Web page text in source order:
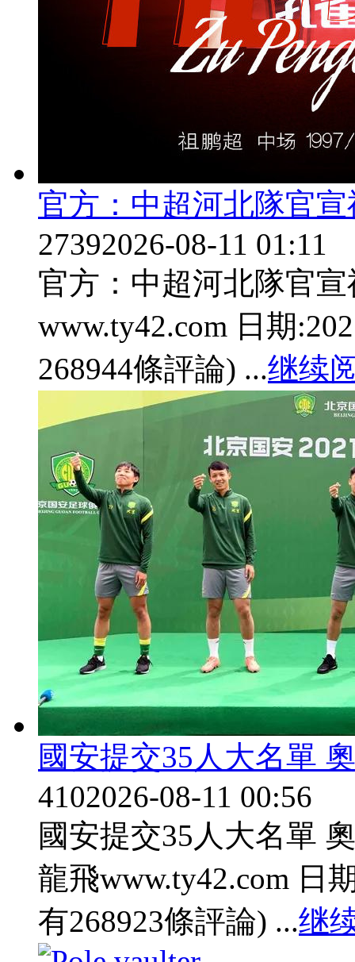
官方：中超河北隊官
27392026-08-11 01:11
官方 ：中超河北隊官
www.ty42.com 日期
268944條評論) ...继续
國安提交35人大名單
4102026-08-11 00:56
國安提交35人大名單
龍飛www.ty42.com 日
有268923條評論) ...继